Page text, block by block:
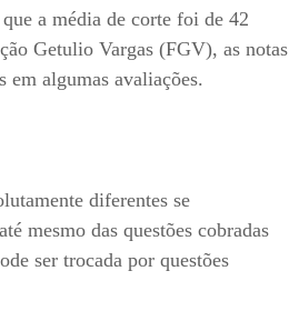
a média de corte foi de 42
Getulio Vargas (FGV), as notas
em algumas avaliações.
diferentes se
mesmo das questões cobradas
ser trocada por questões